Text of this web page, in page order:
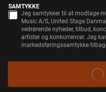
K
E
SAMTYKKE
Jeg samtykker til at modtage
Music A/S, United Stage
vedrørende nyheder, tilbud,
artister og konkurrencer. Jeg
markedsføringssamtykke